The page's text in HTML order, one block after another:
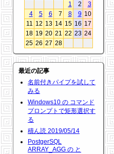
1
2
3
4
5 6 7 8 9 10
11 12 13 14 15 16 17
18 19 20 21 22 23 24
25 26 27 28
最近の記事
名前付きパイプを試して
みる
Windows10 の コマンド
プロンプトで矩形選択す
る
積ん読 2019/05/14
PostgerSQL
ARRAY_AGG の と